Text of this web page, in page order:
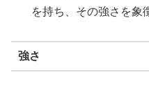
を持ち、その強さを象
強さ